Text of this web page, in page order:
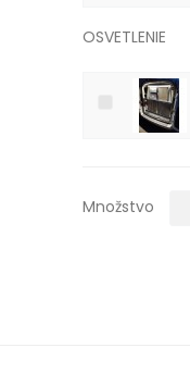
OSVETLENIE
Množstvo